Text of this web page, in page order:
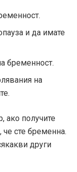
и да имате
бременност.
на
ако получите
че сте бременна.
други